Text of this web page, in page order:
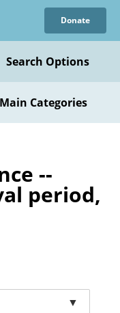
Donate
Search Options
Main Categories
--
period,
▼